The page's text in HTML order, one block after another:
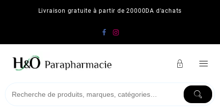
Livraison gratuite à partir de 20000DA d'achats